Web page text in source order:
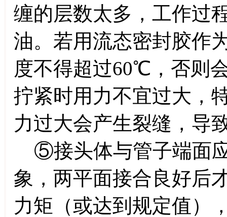
缠的层数太多，工作过
油。若用流态密封胶作
度不得超过60℃，否则
拧紧时用力不宜过大，
力过大会产生裂缝，导
⑤接头体与管子端面
象，两平面接合良好后
力矩（或达到规定值）